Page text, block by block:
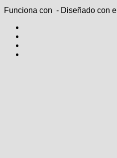
Funciona con - Diseñado con el